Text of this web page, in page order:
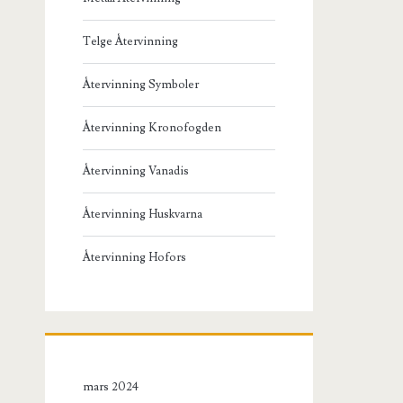
Telge Återvinning
Återvinning Symboler
Återvinning Kronofogden
Återvinning Vanadis
Återvinning Huskvarna
Återvinning Hofors
mars 2024